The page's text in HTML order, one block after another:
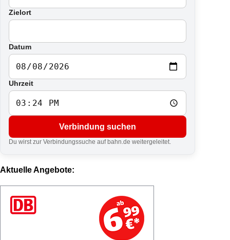
Zielort
Datum
Uhrzeit
Verbindung suchen
Du wirst zur Verbindungssuche auf bahn.de weitergeleitet.
Aktuelle Angebote: